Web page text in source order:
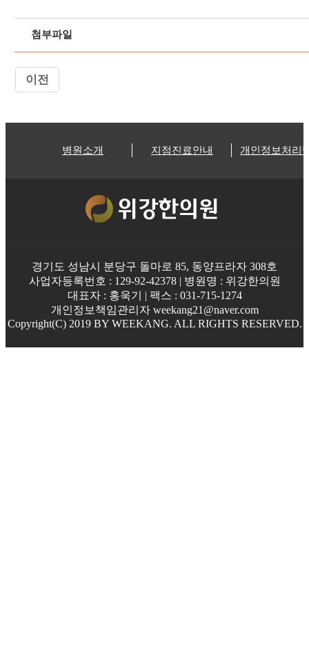
첨부파일
이전
병원소개 지점진료안내 개인정보처리
경기도 성남시 분당구 돌마로 85, 동양프라자 308호
사업자등록번호 : 129-92-42378 | 병원명 : 위강한의원
대표자 : 홍욱기 | 팩스 : 031-715-1274
개인정보책임관리자 weekang21@naver.com
Copyright(C) 2019 BY WEEKANG. ALL RIGHTS RESERVED.